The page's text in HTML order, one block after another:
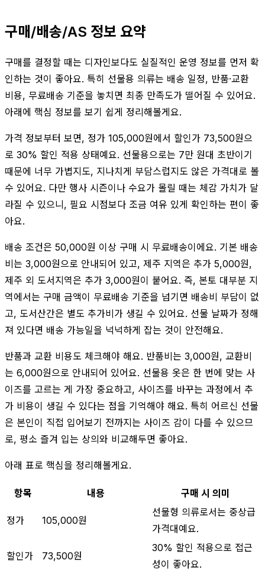
구매/배송/AS 정보 요약
구매를 결정할 때는 디자인보다도 실질적인 운영 정보를 먼저 확
인하는 것이 좋아요. 특히 선물용 의류는 배송 일정, 반품·교환
비용, 무료배송 기준을 놓치면 최종 만족도가 떨어질 수 있어요.
아래에 핵심 정보를 보기 쉽게 정리해볼게요.
가격 정보부터 보면, 정가 105,000원에서 할인가 73,500원으
로 30% 할인 적용 상태예요. 선물용으로는 7만 원대 초반이기
때문에 너무 가볍지도, 지나치게 부담스럽지도 않은 가격대로 볼
수 있어요. 다만 행사 시즌이나 수요가 몰릴 때는 체감 가치가 달
라질 수 있으니, 필요 시점보다 조금 여유 있게 확인하는 편이 좋
아요.
배송 조건은 50,000원 이상 구매 시 무료배송이에요. 기본 배송
비는 3,000원으로 안내되어 있고, 제주 지역은 추가 5,000원,
제주 외 도서지역은 추가 3,000원이 붙어요. 즉, 본토 대부분 지
역에서는 구매 금액이 무료배송 기준을 넘기면 배송비 부담이 없
고, 도서산간은 별도 추가비가 생길 수 있어요. 선물 날짜가 정해
져 있다면 배송 가능일을 넉넉하게 잡는 것이 안전해요.
반품과 교환 비용도 체크해야 해요. 반품비는 3,000원, 교환비
는 6,000원으로 안내되어 있어요. 선물용 옷은 한 번에 맞는 사
이즈를 고르는 게 가장 중요하고, 사이즈를 바꾸는 과정에서 추
가 비용이 생길 수 있다는 점을 기억해야 해요. 특히 어르신 선물
은 본인이 직접 입어보기 전까지는 사이즈 감이 다를 수 있으므
로, 평소 즐겨 입는 상의와 비교해두면 좋아요.
아래 표로 핵심을 정리해볼게요.
항목 내용 구매 시 의미
정가 105,000원
선물형 의류로서는 중상급
가격대예요.
할인가 73,500원
30% 할인 적용으로 접근
성이 좋아요.